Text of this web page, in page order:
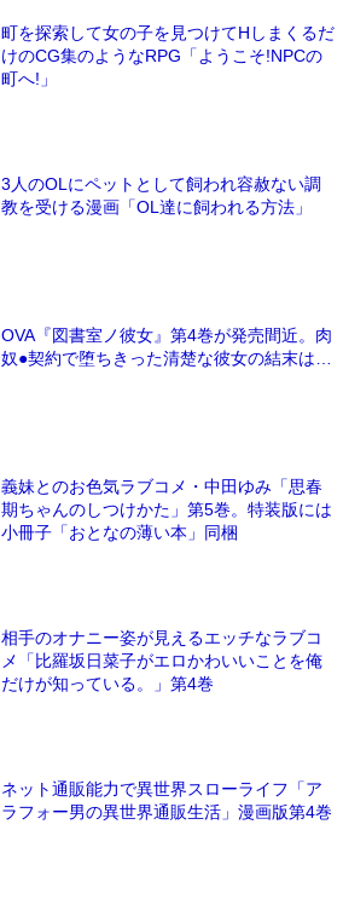
町を探索して女の子を見つけてHしまくるだ
けのCG集のようなRPG「ようこそ!NPCの
町へ!」
3人のOLにペットとして飼われ容赦ない調
教を受ける漫画「OL達に飼われる方法」
OVA『図書室ノ彼女』第4巻が発売間近。肉
奴●契約で堕ちきった清楚な彼女の結末は…
義妹とのお色気ラブコメ・中田ゆみ「思春
期ちゃんのしつけかた」第5巻。特装版には
小冊子「おとなの薄い本」同梱
相手のオナニー姿が見えるエッチなラブコ
メ「比羅坂日菜子がエロかわいいことを俺
だけが知っている。」第4巻
ネット通販能力で異世界スローライフ「ア
ラフォー男の異世界通販生活」漫画版第4巻